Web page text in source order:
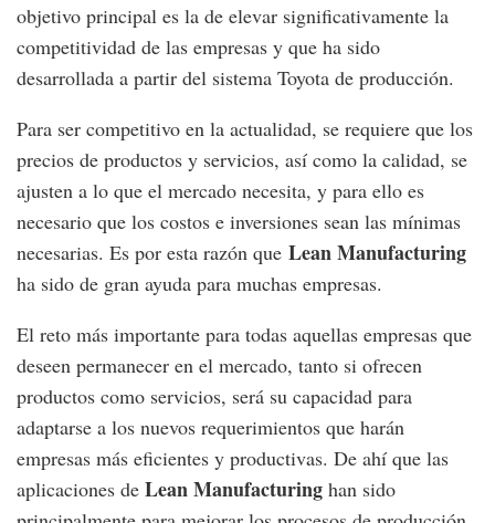
objetivo principal es la de elevar significativamente la
competitividad de las empresas y que ha sido
desarrollada a partir del sistema Toyota de producción.
Para ser competitivo en la actualidad, se requiere que los
precios de productos y servicios, así como la calidad, se
ajusten a lo que el mercado necesita, y para ello es
necesario que los costos e inversiones sean las mínimas
necesarias. Es por esta razón que Lean Manufacturing
ha sido de gran ayuda para muchas empresas.
El reto más importante para todas aquellas empresas que
deseen permanecer en el mercado, tanto si ofrecen
productos como servicios, será su capacidad para
adaptarse a los nuevos requerimientos que harán
empresas más eficientes y productivas. De ahí que las
aplicaciones de Lean Manufacturing han sido